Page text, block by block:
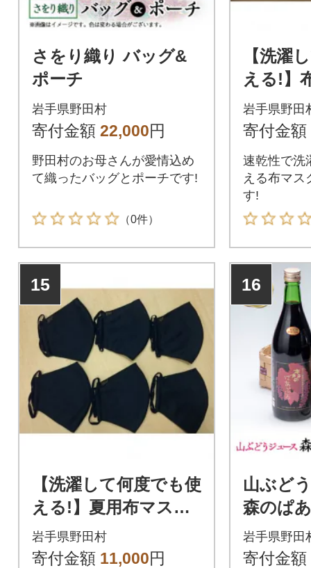
さをり織り バッグ&
ポーチ
岩手県野田村
寄付金額 22,000円
野田村のお母さんが愛情込め
て織ったバッグとポーチです!
（0件）
【洗濯
える!】
ット(大
岩手県野田
寄付金額
速乾性で洗
える布マス
す!
15
【洗濯して何度でも使
える!】夏用布マスク6
枚セット(大人用)
岩手県野田村
寄付金額 11,000円
16
山ぶど
森のぱ
岩手県野田
寄付金額